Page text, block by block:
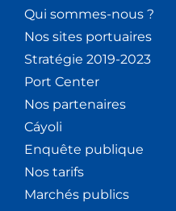
Qui sommes-nous ?
Nos sites portuaires
Stratégie 2019-2023
Port Center
Nos partenaires
Cáyoli
Enquête publique
Nos tarifs
Marchés publics